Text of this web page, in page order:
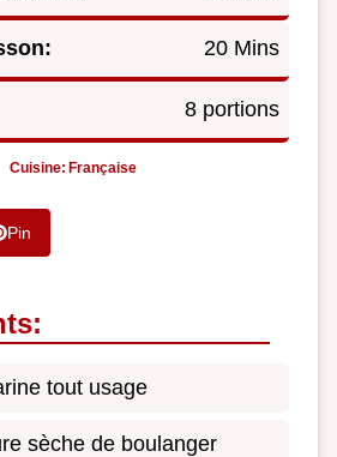
20 Mins
8 portions
Cuisine: Française
Pin
tout usage
sèche de boulanger